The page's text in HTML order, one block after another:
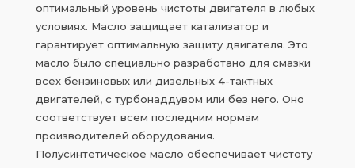
оптимальный уровень чистоты двигателя в любых
условиях. Масло защищает катализатор и
гарантирует оптимальную защиту двигателя. Это
масло было специально разработано для смазки
всех бензиновых или дизельных 4-тактных
двигателей, с турбонаддувом или без него. Оно
соответствует всем последним нормам
производителей оборудования.
Полусинтетическое масло обеспечивает чистоту